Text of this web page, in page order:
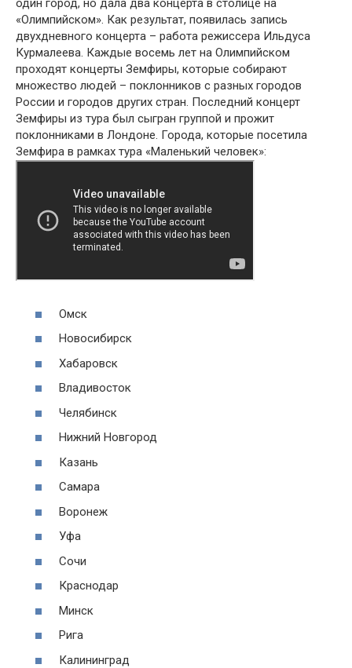
один город, но дала два концерта в столице на
«Олимпийском». Как результат, появилась запись
двухдневного концерта – работа режиссера Ильдуса
Курмалеева. Каждые восемь лет на Олимпийском
проходят концерты Земфиры, которые собирают
множество людей – поклонников с разных городов
России и городов других стран. Последний концерт
Земфиры из тура был сыгран группой и прожит
поклонниками в Лондоне. Города, которые посетила
Земфира в рамках тура «Маленький человек»:
Омск
Новосибирск
Хабаровск
Владивосток
Челябинск
Нижний Новгород
Казань
Самара
Воронеж
Уфа
Сочи
Краснодар
Минск
Рига
Калининград